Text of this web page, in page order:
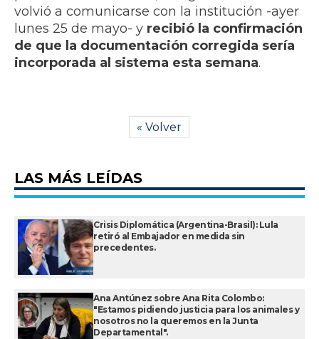
volvió a comunicarse con la institución -ayer
lunes 25 de mayo- y recibió la confirmación
de que la documentación corregida sería
incorporada al sistema esta semana.
« Volver
LAS MÁS LEÍDAS
Crisis Diplomática (Argentina-Brasil): Lula
retiró al Embajador en medida sin
precedentes.
Ana Antúnez sobre Ana Rita Colombo:
"Estamos pidiendo justicia para los animales y
nosotros no la queremos en la Junta
Departamental".